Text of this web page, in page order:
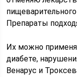
Препараты
Их можно
диабете,
Венарус и